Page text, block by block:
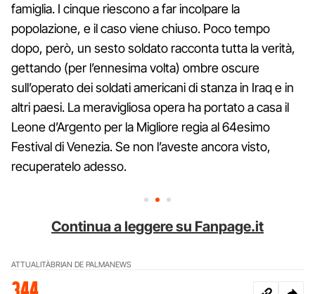
famiglia. I cinque riescono a far incolpare la
popolazione, e il caso viene chiuso. Poco tempo
dopo, però, un sesto soldato racconta tutta la verità,
gettando (per l’ennesima volta) ombre oscure
sull’operato dei soldati americani di stanza in Iraq e in
altri paesi. La meravigliosa opera ha portato a casa il
Leone d’Argento per la Migliore regia al 64esimo
Festival di Venezia. Se non l’aveste ancora visto,
recuperatelo adesso.
Continua a leggere su Fanpage.it
ATTUALITÀBRIAN DE PALMANEWS